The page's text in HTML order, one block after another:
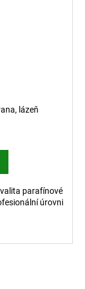
lázeň
parafínové
úrovni